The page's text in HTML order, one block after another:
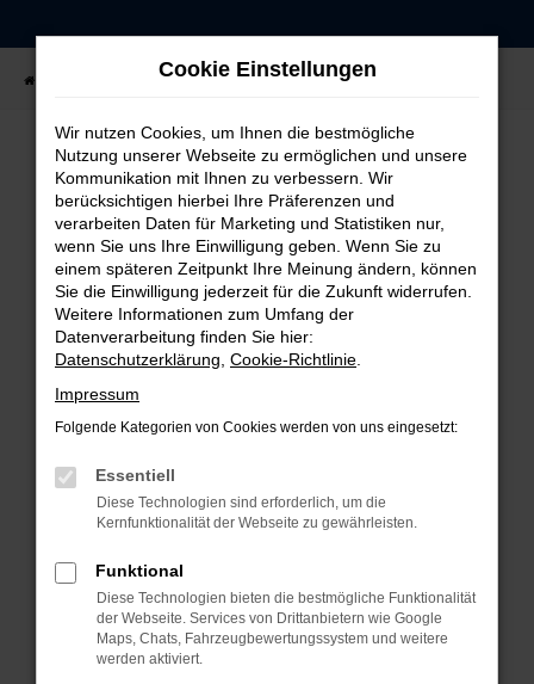
Zum
springen
Fahrzeugangebote Fahrzeug-Showroom
FEHLER: NETWORK ERROR
Beim Laden ist ein Fehler aufgetreten.
Hier sind ein paar Tipps, die dir helfen können:
Überprüfe deine Firewall und deine
Internetverbindung.
Suchmaschine?
Manche Erweiterungen, wie Werbeblocker,
können das Laden bestimmter Seiten
verhindern. Funktioniert die Seite in einem
Fenster?
Starte dein Gerät neu.
Das kann manchmal helfen, vorübergehende
Probleme zu beheben.
Cookie Einstellungen
Wir nutzen Cookies, um Ihnen die bestmögliche
Nutzung unserer Webseite zu ermöglichen und unsere
Kommunikation mit Ihnen zu verbessern. Wir
berücksichtigen hierbei Ihre Präferenzen und
verarbeiten Daten für Marketing und Statistiken nur,
wenn Sie uns Ihre Einwilligung geben. Wenn Sie zu
einem späteren Zeitpunkt Ihre Meinung ändern, können
Sie die Einwilligung jederzeit für die Zukunft widerrufen.
Weitere Informationen zum Umfang der
Datenverarbeitung finden Sie hier:
Datenschutzerklärung Cookie-Richtlinie
Impressum
Folgende Kategorien von Cookies werden von uns eingesetzt:
Essentiell
Diese Technologien sind erforderlich, um die
Kernfunktionalität der Webseite zu gewährleisten.
Funktional
Diese Technologien bieten die bestmögliche Funktionalität
der Webseite. Services von Drittanbietern wie Google
Maps, Chats, Fahrzeugbewertungssystem und weitere
werden aktiviert.